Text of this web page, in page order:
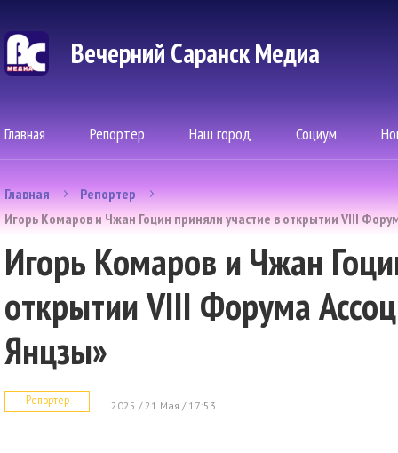
Вечерний Саранск Mедиа
Главная Репортер Наш город Социум
Главная
Репортер
Игорь Комаров и Чжан Гоцин приняли участие в открытии VIII
Игорь Комаров и Чжан
открытии VIII Форума
Янцзы»
Репортер 2025 / 21 Мая / 17:53